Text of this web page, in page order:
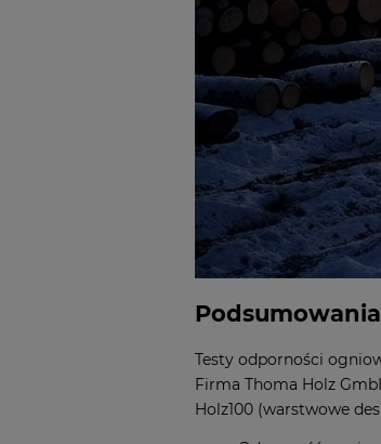
Podsumowania
Testy odporności
Firma Thoma Holz
Holz100 (warstwowe